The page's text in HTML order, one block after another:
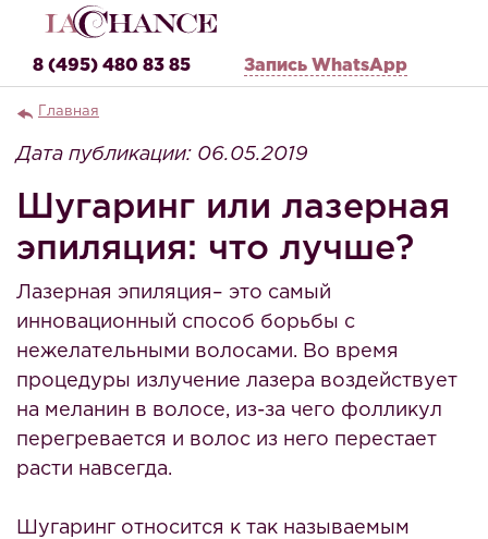
8 (495) 480 83 85 Запись WhatsApp
Главная
Дата публикации: 06.05.2019
Шугаринг или лазерная
эпиляция: что лучше?
Лазерная эпиляция– это самый
инновационный способ борьбы с
нежелательными волосами. Во время
процедуры излучение лазера воздействует
на меланин в волосе, из-за чего фолликул
перегревается и волос из него перестает
расти навсегда.
Шугаринг относится к так называемым